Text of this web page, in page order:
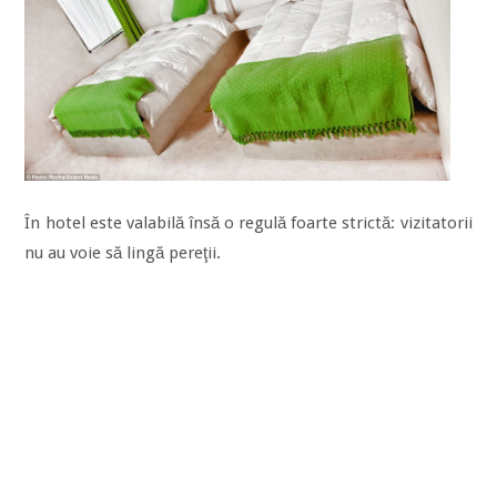
În hotel este valabilă însă o regulă foarte strictă: vizitatorii
nu au voie să lingă pereţii.